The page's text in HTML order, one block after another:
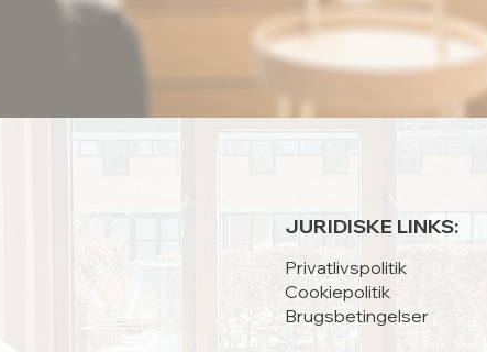
JURIDISKE LINKS:
Privatlivspolitik
Cookiepolitik
Brugsbetingelser